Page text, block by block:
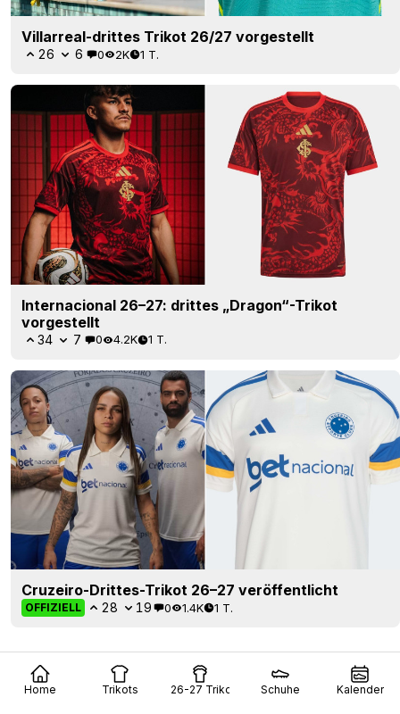
Home Trikots 26-27 Trikots Schuhe Kalender
Villarreal-drittes Trikot 26/27 vorgestellt
26 6 0 2K 1 T.
Internacional 26–27: drittes „Dragon“-Trikot
vorgestellt
34 7 0 4.2K 1 T.
Cruzeiro-Drittes-Trikot 26–27 veröffentlicht
OFFIZIELL 28 19 0 1.4K 1 T.